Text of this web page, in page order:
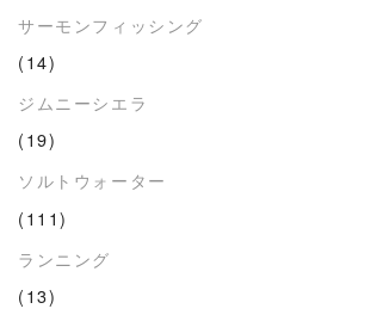
サーモンフィッシング
(14)
ジムニーシエラ
(19)
ソルトウォーター
(111)
ランニング
(13)